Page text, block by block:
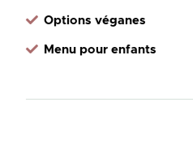
Options véganes
Menu pour enfants